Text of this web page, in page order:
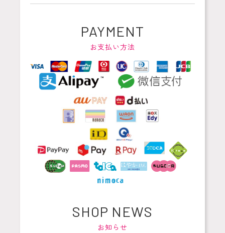
PAYMENT
お支払い方法
SHOP NEWS
お知らせ